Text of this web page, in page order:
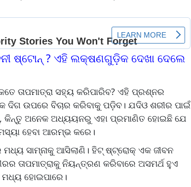
ଷ୍ଟୋନ୍ ? ଏହି ଲକ୍ଷଣଗୁଡ଼ିକ ଦେଖା ଦେଲେ
ତାପମାତ୍ରା ସହ୍ୟ କରିପାରିବ? ଏହି ପ୍ରଶ୍ନର
ଉପରେ ବିଚାର କରିବାକୁ ପଡ଼ିବ। ଯଦିଓ ଶରୀର ପାଇଁ
କିନ୍ତୁ ଅନେକ ଅଧ୍ୟୟନରୁ ଏହା ପ୍ରମାଣିତ ହୋଇଛି ଯେ
ହେବା ଆରମ୍ଭ କରେ।
ସାମ୍ନାକୁ ଆସିଲାଣି। ହିଟ୍ ଷ୍ଟ୍ରୋକ୍ ଏକ ଜୀବନ
ତାପମାତ୍ରାକୁ ନିୟନ୍ତ୍ରଣ କରିବାରେ ଅସମର୍ଥ ହୁଏ
ହୋଇପାରେ।